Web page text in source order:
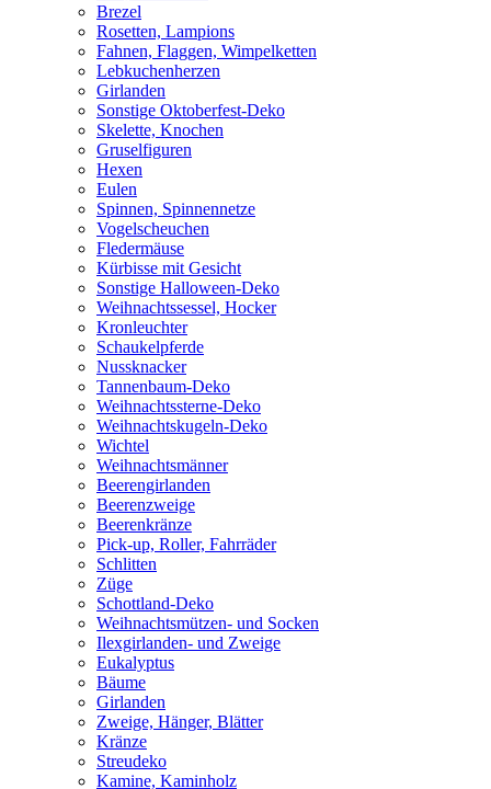
Brezel
Rosetten, Lampions
Fahnen, Flaggen, Wimpelketten
Lebkuchenherzen
Girlanden
Sonstige Oktoberfest-Deko
Skelette, Knochen
Gruselfiguren
Hexen
Eulen
Spinnen, Spinnennetze
Vogelscheuchen
Fledermäuse
Kürbisse mit Gesicht
Sonstige Halloween-Deko
Weihnachtssessel, Hocker
Kronleuchter
Schaukelpferde
Nussknacker
Tannenbaum-Deko
Weihnachtssterne-Deko
Weihnachtskugeln-Deko
Wichtel
Weihnachtsmänner
Beerengirlanden
Beerenzweige
Beerenkränze
Pick-up, Roller, Fahrräder
Schlitten
Züge
Schottland-Deko
Weihnachtsmützen- und Socken
Ilexgirlanden- und Zweige
Eukalyptus
Bäume
Girlanden
Zweige, Hänger, Blätter
Kränze
Streudeko
Kamine, Kaminholz